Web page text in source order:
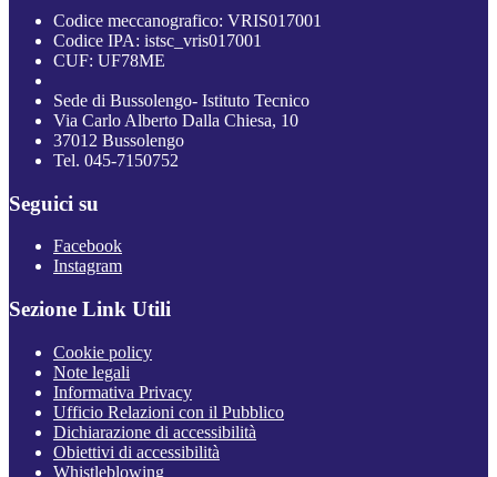
Codice meccanografico: VRIS017001
Codice IPA: istsc_vris017001
CUF: UF78ME
Sede di Bussolengo- Istituto Tecnico
Via Carlo Alberto Dalla Chiesa, 10
37012 Bussolengo
Tel. 045-7150752
Seguici su
Facebook
Instagram
Sezione Link Utili
Cookie policy
Note legali
Informativa Privacy
Ufficio Relazioni con il Pubblico
Dichiarazione di accessibilità
Obiettivi di accessibilità
Whistleblowing